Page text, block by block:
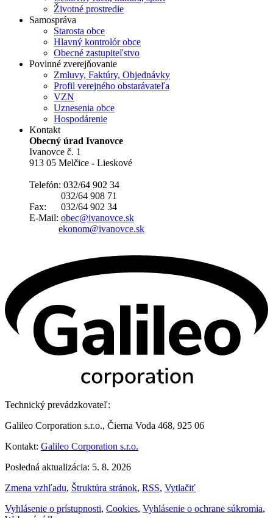
Životné prostredie
Samospráva
Starosta obce
Hlavný kontrolór obce
Obecné zastupiteľstvo
Povinné zverejňovanie
Zmluvy, Faktúry, Objednávky
Profil verejného obstarávateľa
VZN
Uznesenia obce
Hospodárenie
Kontakt
Obecný úrad Ivanovce
Ivanovce č. 1
913 05 Melčice - Lieskové
Telefón: 032/64 902 34
032/64 908 71
Fax: 032/64 902 34
E-Mail: obec@ivanovce.sk
ekonom@ivanovce.sk
Technický prevádzkovateľ:
Galileo Corporation s.r.o., Čierna Voda 468, 925 06
Kontakt: Galileo Corporation s.r.o.
Posledná aktualizácia: 5. 8. 2026
Zmena vzhľadu, Štruktúra stránok, RSS, Vytlačiť
Vyhlásenie o prístupnosti, Cookies, Vyhlásenie o ochrane súkromia,